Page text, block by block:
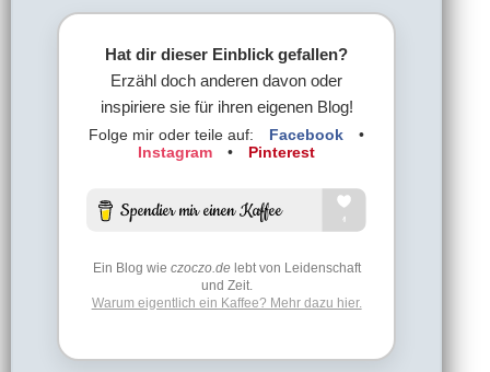
Hat dir dieser Einblick gefallen?
Erzähl doch anderen davon oder
inspiriere sie für ihren eigenen Blog!
Folge mir oder teile auf: Facebook
•
Instagram
• Pinterest
Ein Blog wie czoczo.delebt von Leidenschaft
und Zeit.
Warum eigentlich ein Kaffee? Mehr dazu hier.